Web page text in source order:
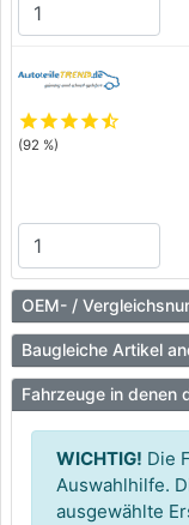
starstarstarstarstar_half
(92 %)
OEM- /
Baugleiche Artikel
Fahrzeuge in denen
WICHTIG! Die
Auswahlhilfe.
ausgewählte